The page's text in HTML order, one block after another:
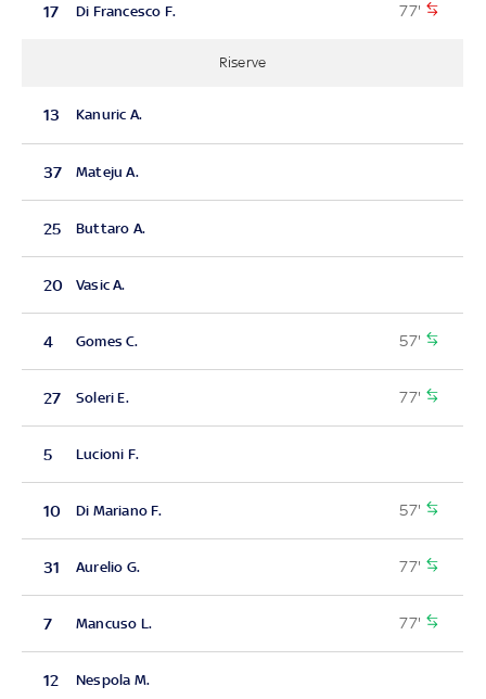
17 Di Francesco F. 77'
Riserve
13 Kanuric A.
37 Mateju A.
25 Buttaro A.
20 Vasic A.
4 Gomes C. 57'
27 Soleri E. 77'
5 Lucioni F.
10 Di Mariano F. 57'
31 Aurelio G. 77'
7 Mancuso L. 77'
12 Nespola M.